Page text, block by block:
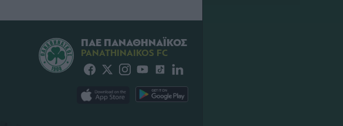
ΠΑΕ ΠΑΝΑΘΗΝΑΪΚΟΣ
PANATHINAIKOS FC